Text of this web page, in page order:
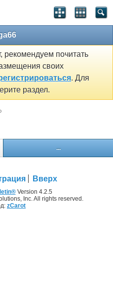
рекомендуем почитать
своих
. Для
раздел.
...
Вверх
Version 4.2.5
Inc. All rights reserved.
zCarot